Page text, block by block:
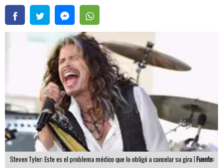
Steven Tyler: Este es el problema médico que lo obligó a cancelar su gira |Fuente: